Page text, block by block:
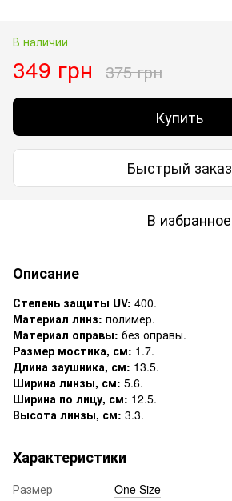
В наличии
349 грн 375 грн
Купить
Быстрый заказ
В избранное
Описание
Степень защиты UV: 400.
Материал линз: полимер.
Материал оправы: без оправы.
Размер мостика, см: 1.7.
Длина заушника, см: 13.5.
Ширина линзы, см: 5.6.
Ширина по лицу, см: 12.5.
Высота линзы, см: 3.3.
Характеристики
Размер
One Size